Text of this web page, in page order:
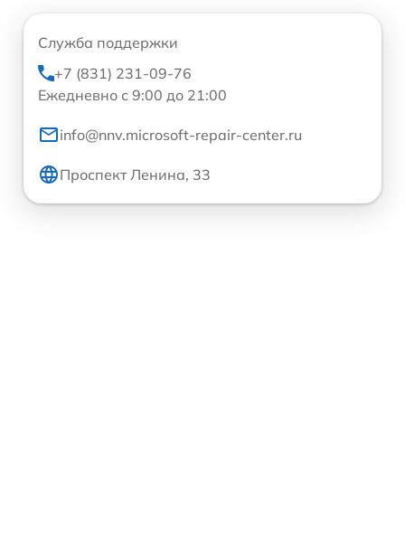
Служба поддержки
+7 (831) 231-09-76
Ежедневно с 9:00 до 21:00
info@nnv.microsoft-repair-center.ru
Проспект Ленина, 33